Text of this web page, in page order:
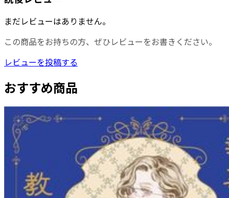
まだレビューはありません。
この商品をお持ちの方、ぜひレビューをお書きください。
レビューを投稿する
おすすめ商品